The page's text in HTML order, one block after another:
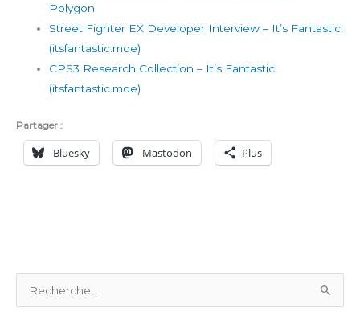
Polygon
Street Fighter EX Developer Interview – It’s Fantastic!
(itsfantastic.moe)
CPS3 Research Collection – It’s Fantastic!
(itsfantastic.moe)
Partager :
Bluesky Mastodon Plus
e